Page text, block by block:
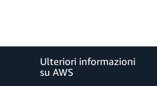
Ulteriori informazioni
su AWS